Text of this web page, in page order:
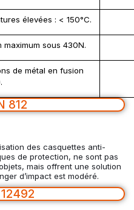
élevées : < 150°C.
sous 430N.
de métal en fusion
812
des casquettes anti-
de protection, ne sont pas
mais offrent une solution
d’impact est modéré.